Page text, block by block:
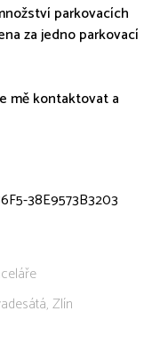
parkovacích
za jedno parkovací
mě kontaktovat a
38E9573B3203
Zlín